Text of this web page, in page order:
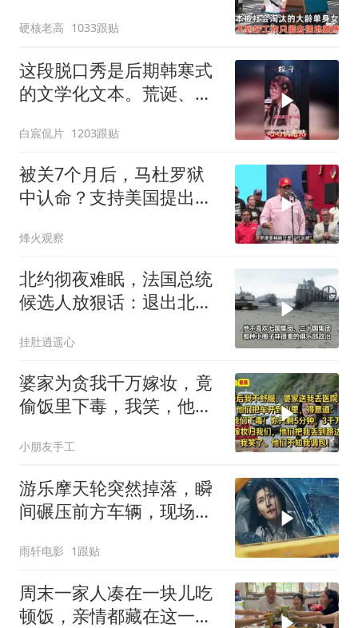
硬核老高 1033跟贴
这段脱口秀是后期韩寒式
的文学化文本。荒诞、激
白宸侃片 1203跟贴
被关7个月后，马杜罗狱
中认命？支持美国提出的
烽火观察
北约彻夜难眠，法国总统
候选人放狠话：退出北
挂肚逍遥心
婆家为贪我千万嫁妆，竟
偷饭里下毒，我笑，他们
小朋友手工
游乐摩天轮突然掉落，瞬
间碾压前方车辆，现场状
雨轩电影 1跟贴
周末一家人凑在一块儿吃
顿饭，亲情都藏在这一饭